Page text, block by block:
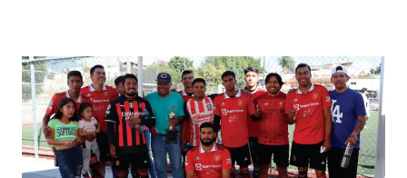
la
venta
final
de
bebidas
que